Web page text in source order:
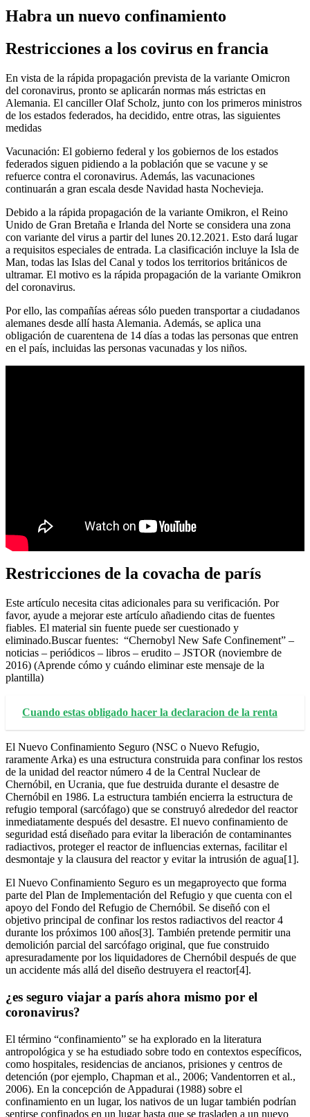
Habra un nuevo confinamiento
Restricciones a los covirus en francia
En vista de la rápida propagación prevista de la variante Omicron
del coronavirus, pronto se aplicarán normas más estrictas en
Alemania. El canciller Olaf Scholz, junto con los primeros ministros
de los estados federados, ha decidido, entre otras, las siguientes
medidas
Vacunación: El gobierno federal y los gobiernos de los estados
federados siguen pidiendo a la población que se vacune y se
refuerce contra el coronavirus. Además, las vacunaciones
continuarán a gran escala desde Navidad hasta Nochevieja.
Debido a la rápida propagación de la variante Omikron, el Reino
Unido de Gran Bretaña e Irlanda del Norte se considera una zona
con variante del virus a partir del lunes 20.12.2021. Esto dará lugar
a requisitos especiales de entrada. La clasificación incluye la Isla de
Man, todas las Islas del Canal y todos los territorios británicos de
ultramar. El motivo es la rápida propagación de la variante Omikron
del coronavirus.
Por ello, las compañías aéreas sólo pueden transportar a ciudadanos
alemanes desde allí hasta Alemania. Además, se aplica una
obligación de cuarentena de 14 días a todas las personas que entren
en el país, incluidas las personas vacunadas y los niños.
Restricciones de la covacha de parís
Este artículo necesita citas adicionales para su verificación. Por
favor, ayude a mejorar este artículo añadiendo citas de fuentes
fiables. El material sin fuente puede ser cuestionado y
eliminado.Buscar fuentes: “Chernobyl New Safe Confinement” –
noticias – periódicos – libros – erudito – JSTOR (noviembre de
2016) (Aprende cómo y cuándo eliminar este mensaje de la
plantilla)
Cuando estas obligado hacer la declaracion de la renta
El Nuevo Confinamiento Seguro (NSC o Nuevo Refugio,
raramente Arka) es una estructura construida para confinar los restos
de la unidad del reactor número 4 de la Central Nuclear de
Chernóbil, en Ucrania, que fue destruida durante el desastre de
Chernóbil en 1986. La estructura también encierra la estructura de
refugio temporal (sarcófago) que se construyó alrededor del reactor
inmediatamente después del desastre. El nuevo confinamiento de
seguridad está diseñado para evitar la liberación de contaminantes
radiactivos, proteger el reactor de influencias externas, facilitar el
desmontaje y la clausura del reactor y evitar la intrusión de agua[1].
El Nuevo Confinamiento Seguro es un megaproyecto que forma
parte del Plan de Implementación del Refugio y que cuenta con el
apoyo del Fondo del Refugio de Chernóbil. Se diseñó con el
objetivo principal de confinar los restos radiactivos del reactor 4
durante los próximos 100 años[3]. También pretende permitir una
demolición parcial del sarcófago original, que fue construido
apresuradamente por los liquidadores de Chernóbil después de que
un accidente más allá del diseño destruyera el reactor[4].
¿es seguro viajar a parís ahora mismo por el
coronavirus?
El término “confinamiento” se ha explorado en la literatura
antropológica y se ha estudiado sobre todo en contextos específicos,
como hospitales, residencias de ancianos, prisiones y centros de
detención (por ejemplo, Chapman et al., 2006; Vandentorren et al.,
2006). En la concepción de Appadurai (1988) sobre el
confinamiento en un lugar, los nativos de un lugar también podrían
sentirse confinados en un lugar hasta que se trasladen a un nuevo